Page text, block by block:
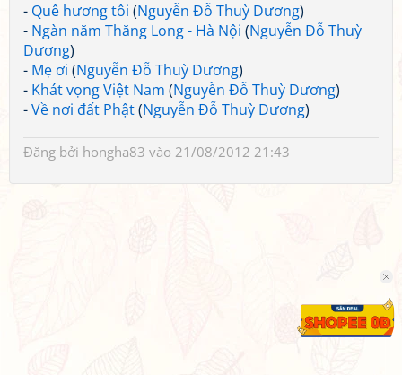
- Quê hương tôi (Nguyễn Đỗ Thuỳ Dương)
- Ngàn năm Thăng Long - Hà Nội (Nguyễn Đỗ Thuỳ
Dương)
- Mẹ ơi (Nguyễn Đỗ Thuỳ Dương)
- Khát vọng Việt Nam (Nguyễn Đỗ Thuỳ Dương)
-Về nơi đất Phật(Nguyễn Đỗ Thuỳ Dương)
Đăng bởi hongha83 vào 21/08/2012 21:43